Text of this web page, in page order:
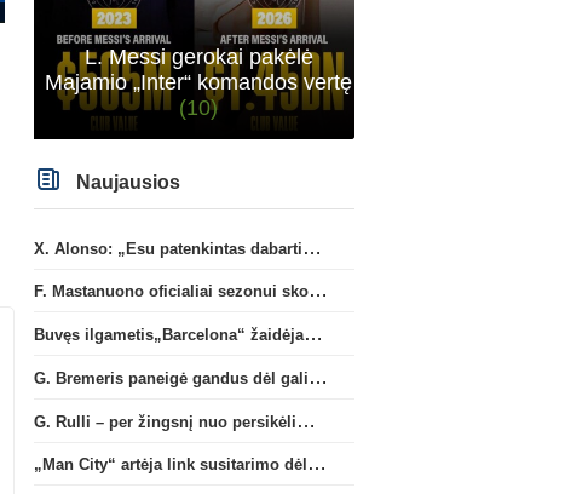
Anglijos Premier League
G. Rulli – per žingsnį nuo
persikėlimo į „Manchester City“
klubą
Bouaddi persikėlimo
L. Messi gerokai pakėlė
Majamio „Inter“ komandos vertę
(10)
Naujausios
X. Alonso: „Esu patenkintas dabartiniais „Chelsea“ ekipos vartininkais“
F. Mastanuono oficialiai sezonui skolinamas „Fiorentina“ ekipai
Buvęs ilgametis„Barcelona“ žaidėjas S. Roberto artėja link persikėlimo į MLS
G. Bremeris paneigė gandus dėl galimo išvykimo iš „Juventus“ klubo
G. Rulli – per žingsnį nuo persikėlimo į „Manchester City“ klubą
„Man City“ artėja link susitarimo dėl marokiečio A. Bouaddi persikėlimo